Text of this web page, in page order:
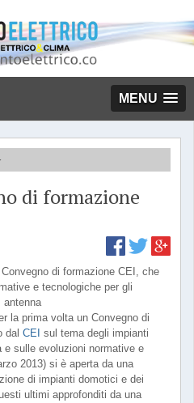
MENU
di formazione
di formazione CEI, che
e tecnologiche per gli
antenna
la prima volta un Convegno di
dal CEI sul tema degli impianti
sulle evoluzioni normative e
2013) si è aperta da una
di impianti domotici e dei
ultimi approfonditi da una